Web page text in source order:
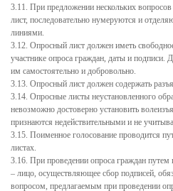
Бюджет поселка Золотухино
Бюджет поселка на 2017
Исполнение
Исполнение
Бюджет поселка на 2018
Бюджет поселка на 2019
Бюджет поселка на 2020
3.11. При предложении нескольких
лист, последовательно нумеруются и
линиями.
3.12. Опросный лист должен иметь
участнике опроса граждан, даты и подписи.
им самостоятельно и добровольно.
3.13. Опросный лист должен содержать
3.14. Опросные листы неустановленного
невозможно достоверно установить
признаются недействительными и не
3.15. Поименное голосование проводится
листах.
3.16. При проведении опроса граждан путем
– лицо, осуществляющее сбор подписей,
вопросом, предлагаемым при проведении